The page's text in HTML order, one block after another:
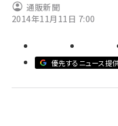
アスクル (1115)
ビィ・フォアード
通販新聞
2014年11月11日 7:00
優先するニュース提